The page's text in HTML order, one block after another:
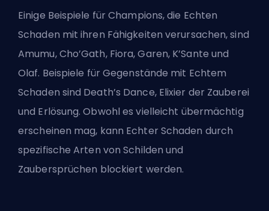
Einige Beispiele für Champions, die Echten
Schaden mit ihren Fähigkeiten verursachen, sind
Amumu, Cho’Gath, Fiora, Garen, K’Sante und
Olaf. Beispiele für Gegenstände mit Echtem
Schaden sind Death’s Dance, Elixier der Zauberei
und Erlösung. Obwohl es vielleicht übermächtig
erscheinen mag, kann Echter Schaden durch
spezifische Arten von Schilden und
Zaubersprüchen blockiert werden.